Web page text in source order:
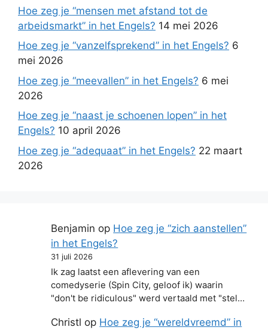
Hoe zeg je “mensen met afstand tot de
arbeidsmarkt” in het Engels? 14 mei 2026
Hoe zeg je “vanzelfsprekend” in het Engels? 6
mei 2026
Hoe zeg je “meevallen” in het Engels? 6 mei
2026
Hoe zeg je “naast je schoenen lopen” in het
Engels? 10 april 2026
Hoe zeg je “adequaat” in het Engels? 22 maart
2026
Benjamin op Hoe zeg je “zich aanstellen”
in het Engels?
31 juli 2026
Ik zag laatst een aflevering van een
comedyserie (Spin City, geloof ik) waarin
"don't be ridiculous" werd vertaald met "stel…
Christl op Hoe zeg je “wereldvreemd” in